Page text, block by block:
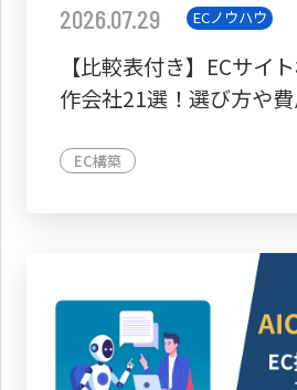
2026.07.29 ECノウハウ
【比較表付き】ECサイ
作会社21選！選び方や
EC構築